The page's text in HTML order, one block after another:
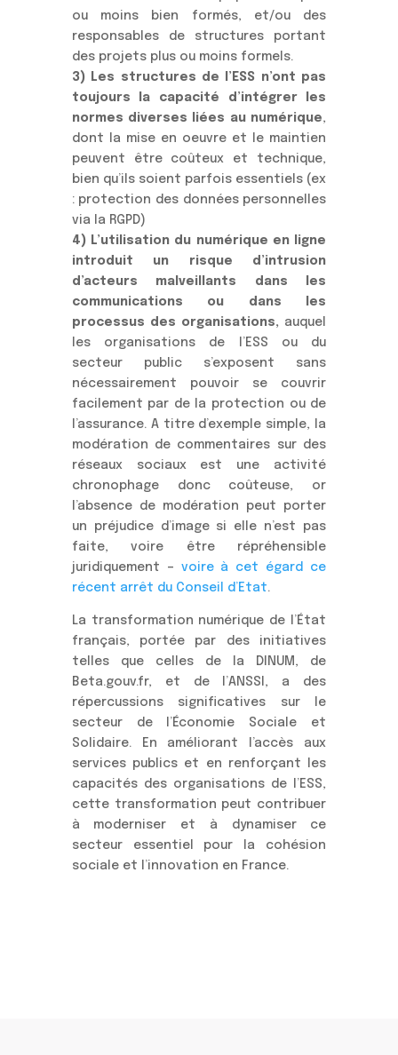
ou moins bien formés, et/ou des
responsables de structures portant
des projets plus ou moins formels.
3) Les structures de l’ESS n’ont pas
toujours la capacité d’intégrer les
normes diverses liées au numérique,
dont la mise en oeuvre et le maintien
peuvent être coûteux et technique,
bien qu’ils soient parfois essentiels (ex
: protection des données personnelles
via la RGPD)
4) L’utilisation du numérique en ligne
introduit un risque d’intrusion
d’acteurs malveillants dans les
communications ou dans les
processus des organisations, auquel
les organisations de l’ESS ou du
secteur public s’exposent sans
nécessairement pouvoir se couvrir
facilement par de la protection ou de
l’assurance. A titre d’exemple simple, la
modération de commentaires sur des
réseaux sociaux est une activité
chronophage donc coûteuse, or
l’absence de modération peut porter
un préjudice d’image si elle n’est pas
faite, voire être répréhensible
juridiquement – voire à cet égard ce
récent arrêt du Conseil d’Etat.
La transformation numérique de l’État
français, portée par des initiatives
telles que celles de la DINUM, de
Beta.gouv.fr, et de l’ANSSI, a des
répercussions significatives sur le
secteur de l’Économie Sociale et
Solidaire. En améliorant l’accès aux
services publics et en renforçant les
capacités des organisations de l’ESS,
cette transformation peut contribuer
à moderniser et à dynamiser ce
secteur essentiel pour la cohésion
sociale et l’innovation en France.